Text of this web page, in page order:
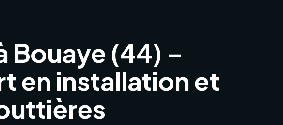
Bouaye (44) –
en installation et